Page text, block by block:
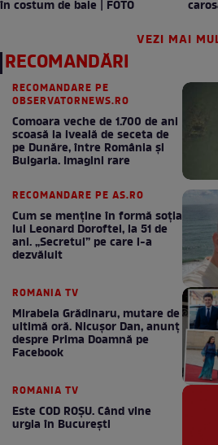
în costum de baie | FOTO
VEZI MAI
RECOMANDĂRI
RECOMANDARE PE
OBSERVATORNEWS.RO
Comoara veche de 1.700 de ani
scoasă la iveală de seceta de
pe Dunăre, între România şi
Bulgaria. Imagini rare
RECOMANDARE PE AS.RO
Cum se menţine în formă soţia
lui Leonard Doroftei, la 51 de
ani. „Secretul” pe care l-a
dezvăluit
ROMANIA TV
Mirabela Grădinaru, mutare de
ultimă oră. Nicuşor Dan, anunţ
despre Prima Doamnă pe
Facebook
ROMANIA TV
Este COD ROŞU. Când vine
urgia în Bucureşti